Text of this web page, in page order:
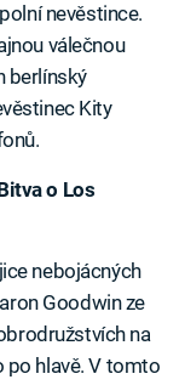
nevěstince.
válečnou
berlínský
Kity
o Los
nebojácných
Goodwin ze
na
po hlavě. V tomto